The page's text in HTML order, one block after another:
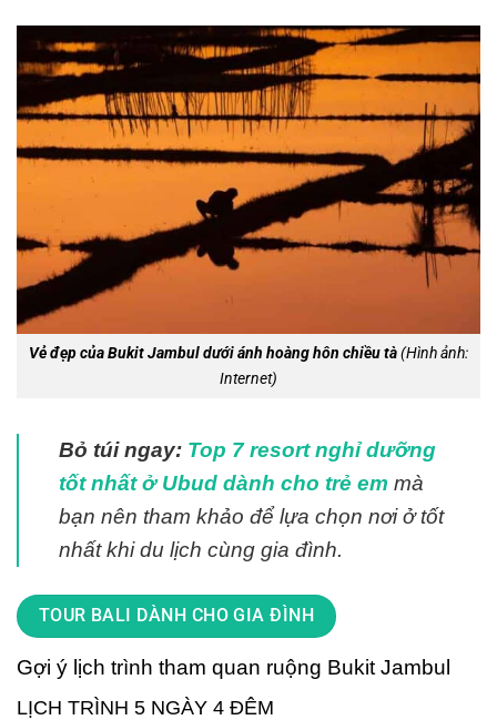
Vẻ đẹp của Bukit Jambul dưới ánh hoàng hôn chiều tà(Hình ảnh:
Internet)
Bỏ túi ngay: Top 7 resort nghỉ dưỡng
tốt nhất ở Ubud dành cho trẻ em mà
bạn nên tham khảo để lựa chọn nơi ở tốt
nhất khi du lịch cùng gia đình.
TOUR BALI DÀNH CHO GIA ĐÌNH
Gợi ý lịch trình tham quan ruộng Bukit Jambul
LỊCH TRÌNH 5 NGÀY 4 ĐÊM